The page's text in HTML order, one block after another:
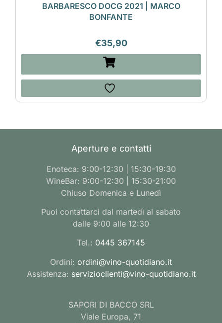
BARBARESCO DOCG 2021 | MARCO
BONFANTE
€35,90
Aperture e contatti
Enoteca: 9:00-12:30 | 15:30-19:30
WineBar: 9:00-12:30 | 15:30-21:00
Chiuso Domenica e Lunedì
Puoi contattarci dal martedì al sabato
dalle 9:00 alle 12:30
Tel.: 0445 367145
Ordini: ordini@vino-quotidiano.it
Assistenza: servizioclienti@vino-quotidiano.it
SAPORI DI BACCO SRL
Viale Europa, 71